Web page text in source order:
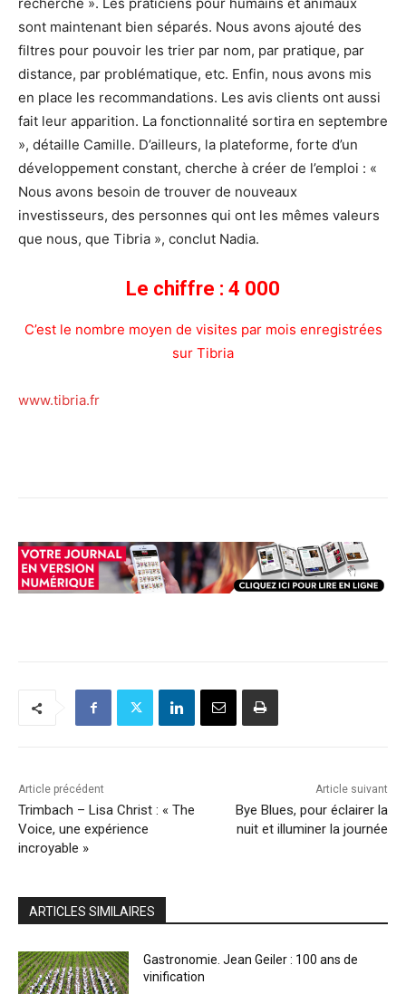
sont maintenant bien séparés. Nous avons ajouté des
filtres pour pouvoir les trier par nom, par pratique, par
distance, par problématique, etc. Enfin, nous avons mis
en place les recommandations. Les avis clients ont aussi
fait leur apparition. La fonctionnalité sortira en septembre
», détaille Camille. D’ailleurs, la plateforme, forte d’un
développement constant, cherche à créer de l’emploi : «
Nous avons besoin de trouver de nouveaux
investisseurs, des personnes qui ont les mêmes valeurs
que nous, que Tibria », conclut Nadia.
Le chiffre : 4 000
C’est le nombre moyen de visites par mois enregistrées
sur Tibria
www.tibria.fr
Article précédent
Trimbach – Lisa Christ : « The
Voice, une expérience
incroyable »
Article suivant
Bye Blues, pour éclairer la
nuit et illuminer la journée
ARTICLES SIMILAIRES
Gastronomie. Jean Geiler : 100 ans de
vinification